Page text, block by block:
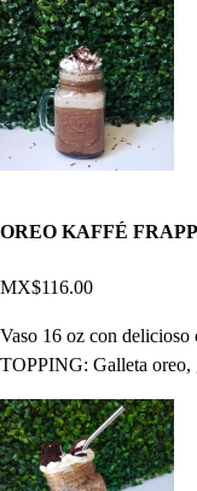
OREO KAFFÉ
MX$116.00
Vaso 16 oz con delicioso
TOPPING: Galleta oreo,